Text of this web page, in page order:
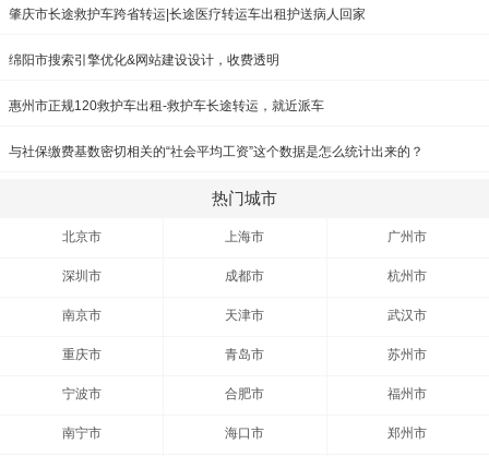
肇庆市长途救护车跨省转运|长途医疗转运车出租护送病人回家
绵阳市搜索引擎优化&网站建设设计，收费透明
惠州市正规120救护车出租-救护车长途转运，就近派车
与社保缴费基数密切相关的“社会平均工资”这个数据是怎么统计出来的？
热门城市
北京市 上海市 广州市
深圳市 成都市 杭州市
南京市 天津市 武汉市
重庆市 青岛市 苏州市
宁波市 合肥市 福州市
南宁市 海口市 郑州市